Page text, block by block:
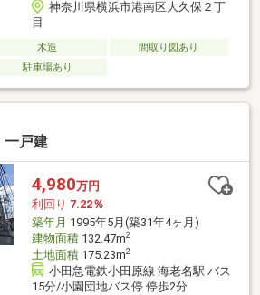
神奈川県横浜市港南区大久保２丁
目
木造
間取り図あり
駐車場あり
戸建
4,980万円
利回り 7.22％
築年月 1995年5月(築31年4ヶ月)
建物面積132.47m2
土地面積175.23m2
小田急電鉄小田原線 海老名駅 バス
15分/小園団地バス停 停歩2分